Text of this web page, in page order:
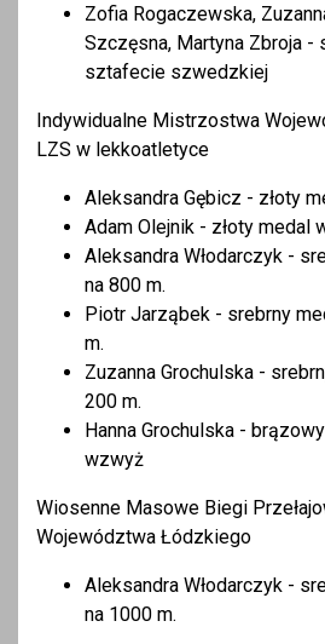
Zofia Rogaczewska,
Szczęsna, Martyna Zbroja -
sztafecie szwedzkiej
Indywidualne Mistrzostwa
LZS w lekkoatletyce
Aleksandra Gębicz - złoty
Adam Olejnik - złoty medal
Aleksandra Włodarczyk -
na 800 m.
Piotr Jarząbek - srebrny
m.
Zuzanna Grochulska -
200 m.
Hanna Grochulska -
wzwyż
Wiosenne Masowe Biegi
Województwa Łódzkiego
Aleksandra Włodarczyk -
na 1000 m.